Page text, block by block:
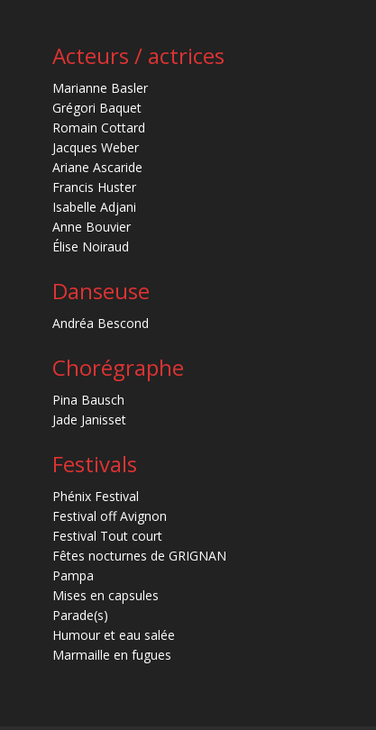
Acteurs / actrices
Marianne Basler
Grégori Baquet
Romain Cottard
Jacques Weber
Ariane Ascaride
Francis Huster
Isabelle Adjani
Anne Bouvier
Élise Noiraud
Danseuse
Andréa Bescond
Chorégraphe
Pina Bausch
Jade Janisset
Festivals
Phénix Festival
Festival off Avignon
Festival Tout court
Fêtes nocturnes de GRIGNAN
Pampa
Mises en capsules
Parade(s)
Humour et eau salée
Marmaille en fugues